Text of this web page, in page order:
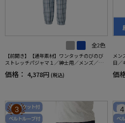
全2色
【前開き】【通年素材】ワンタッチのびのび
ストレッチパジャマ１／紳士用／メンズ／高
齢者／シニア／名前記入欄付／後ろ長め／ギ
フト／プレゼント【CF】
価格： 4,378円 (税込)
メン
日／
価
3 4